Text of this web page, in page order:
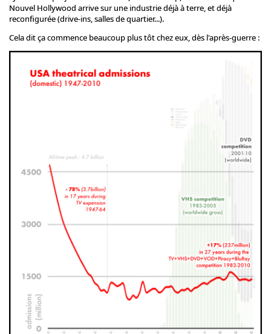
Nouvel Hollywood arrive sur une industrie déjà à terre, et déjà
reconfigurée (drive-ins, salles de quartier...).
Cela dit ça commence beaucoup plus tôt chez eux, dès l'après-guerre :